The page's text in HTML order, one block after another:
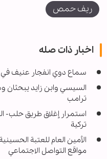
ريف حمص
اخبار ذات صله
سماع دوي انفجار عنيف
السيسي وابن زايد يبحثان
ترامب
استمرار إغلاق طريق حلب-
تركية
الأمين العام للعتبة
مواقع التواصل الاجتماعي